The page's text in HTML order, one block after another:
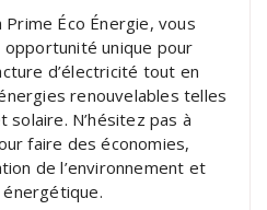
Prime Éco Énergie, vous
opportunité unique pour
d’électricité tout en
renouvelables telles
solaire. N’hésitez pas à
faire des économies,
de l’environnement et